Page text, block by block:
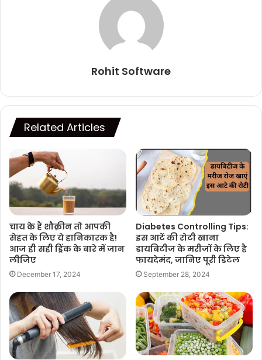
Rohit Software
Related Articles
चाय के हैं शौक़ीन तो आपकी
सेहत के लिए ये हानिकारक है!
आज ही सही ड्रिंक के बारे में जान
लीजिए
December 17, 2024
Diabetes Controlling Tips:
इस आटें की रोटी खाना
डायबिटीज के मरीजों के लिए है
फायदेमंद, जानिए पूरी डिटेल
September 28, 2024